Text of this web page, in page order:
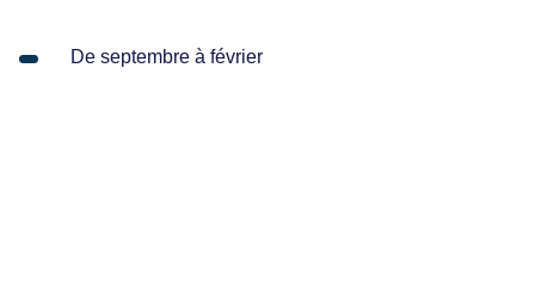
De septembre à février